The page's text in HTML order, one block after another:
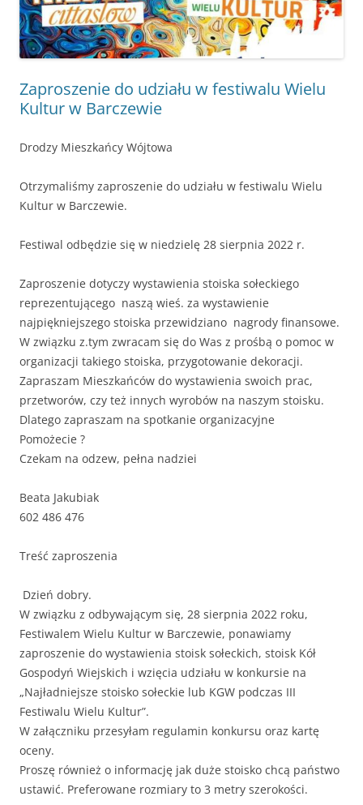
Zaproszenie do udziału w festiwalu Wielu
Kultur w Barczewie
Drodzy Mieszkańcy Wójtowa
Otrzymaliśmy zaproszenie do udziału w festiwalu Wielu
Kultur w Barczewie.
Festiwal odbędzie się w niedzielę 28 sierpnia 2022 r.
Zaproszenie dotyczy wystawienia stoiska sołeckiego
reprezentującego naszą wieś. za wystawienie
najpiękniejszego stoiska przewidziano nagrody finansowe.
W związku z.tym zwracam się do Was z prośbą o pomoc w
organizacji takiego stoiska, przygotowanie dekoracji.
Zapraszam Mieszkańców do wystawienia swoich prac,
przetworów, czy też innych wyrobów na naszym stoisku.
Dlatego zapraszam na spotkanie organizacyjne
Pomożecie ?
Czekam na odzew, pełna nadziei
Beata Jakubiak
602 486 476
Treść zaproszenia
Dzień dobry.
W związku z odbywającym się, 28 sierpnia 2022 roku,
Festiwalem Wielu Kultur w Barczewie, ponawiamy
zaproszenie do wystawienia stoisk sołeckich, stoisk Kół
Gospodyń Wiejskich i wzięcia udziału w konkursie na
„Najładniejsze stoisko sołeckie lub KGW podczas III
Festiwalu Wielu Kultur”.
W załączniku przesyłam regulamin konkursu oraz kartę
oceny.
Proszę również o informację jak duże stoisko chcą państwo
ustawić. Preferowane rozmiary to 3 metry szerokości.